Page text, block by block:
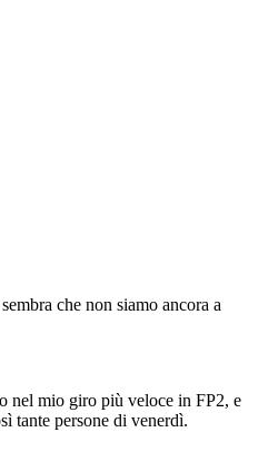
che non siamo ancora a
nel mio giro più veloce in FP2, e
tante persone di venerdì.